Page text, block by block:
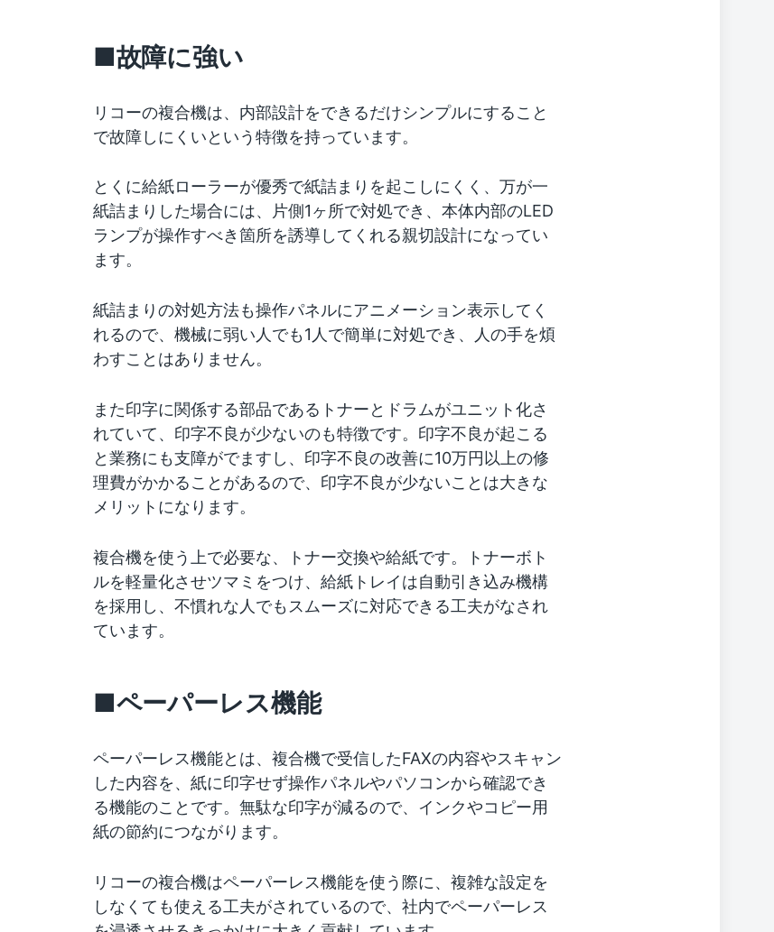
■故障に強い
リコーの複合機は、内部設計をできるだけシンプルにすること
で故障しにくいという特徴を持っています。
とくに給紙ローラーが優秀で紙詰まりを起こしにくく、万が一
紙詰まりした場合には、片側1ヶ所で対処でき、本体内部のLED
ランプが操作すべき箇所を誘導してくれる親切設計になってい
ます。
紙詰まりの対処方法も操作パネルにアニメーション表示してく
れるので、機械に弱い人でも1人で簡単に対処でき、人の手を煩
わすことはありません。
また印字に関係する部品であるトナーとドラムがユニット化さ
れていて、印字不良が少ないのも特徴です。印字不良が起こる
と業務にも支障がでますし、印字不良の改善に10万円以上の修
理費がかかることがあるので、印字不良が少ないことは大きな
メリットになります。
複合機を使う上で必要な、トナー交換や給紙です。トナーボト
ルを軽量化させツマミをつけ、給紙トレイは自動引き込み機構
を採用し、不慣れな人でもスムーズに対応できる工夫がなされ
ています。
■ペーパーレス機能
ペーパーレス機能とは、複合機で受信したFAXの内容やスキャン
した内容を、紙に印字せず操作パネルやパソコンから確認でき
る機能のことです。無駄な印字が減るので、インクやコピー用
紙の節約につながります。
リコーの複合機はペーパーレス機能を使う際に、複雑な設定を
しなくても使える工夫がされているので、社内でペーパーレス